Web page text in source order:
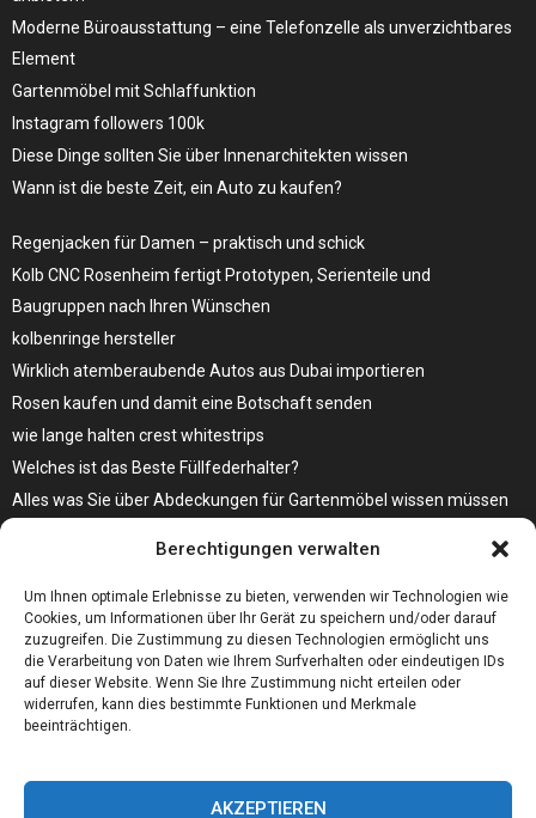
Berechtigungen verwalten
Um Ihnen optimale Erlebnisse zu bieten, verwenden wir Technologien wie
Cookies, um Informationen über Ihr Gerät zu speichern und/oder darauf
zuzugreifen. Die Zustimmung zu diesen Technologien ermöglicht uns
die Verarbeitung von Daten wie Ihrem Surfverhalten oder eindeutigen IDs
auf dieser Website. Wenn Sie Ihre Zustimmung nicht erteilen oder
widerrufen, kann dies bestimmte Funktionen und Merkmale
beeinträchtigen.
AKZEPTIEREN
Moderne Büroausstattung – eine Telefonzelle als unverzichtbares
Element
Gartenmöbel mit Schlaffunktion
Instagram followers 100k
Diese Dinge sollten Sie über Innenarchitekten wissen
Wann ist die beste Zeit, ein Auto zu kaufen?
Regenjacken für Damen – praktisch und schick
Kolb CNC Rosenheim fertigt Prototypen, Serienteile und
Baugruppen nach Ihren Wünschen
kolbenringe hersteller
Wirklich atemberaubende Autos aus Dubai importieren
Rosen kaufen und damit eine Botschaft senden
wie lange halten crest whitestrips
Welches ist das Beste Füllfederhalter?
Alles was Sie über Abdeckungen für Gartenmöbel wissen müssen
Bare Metal Server?